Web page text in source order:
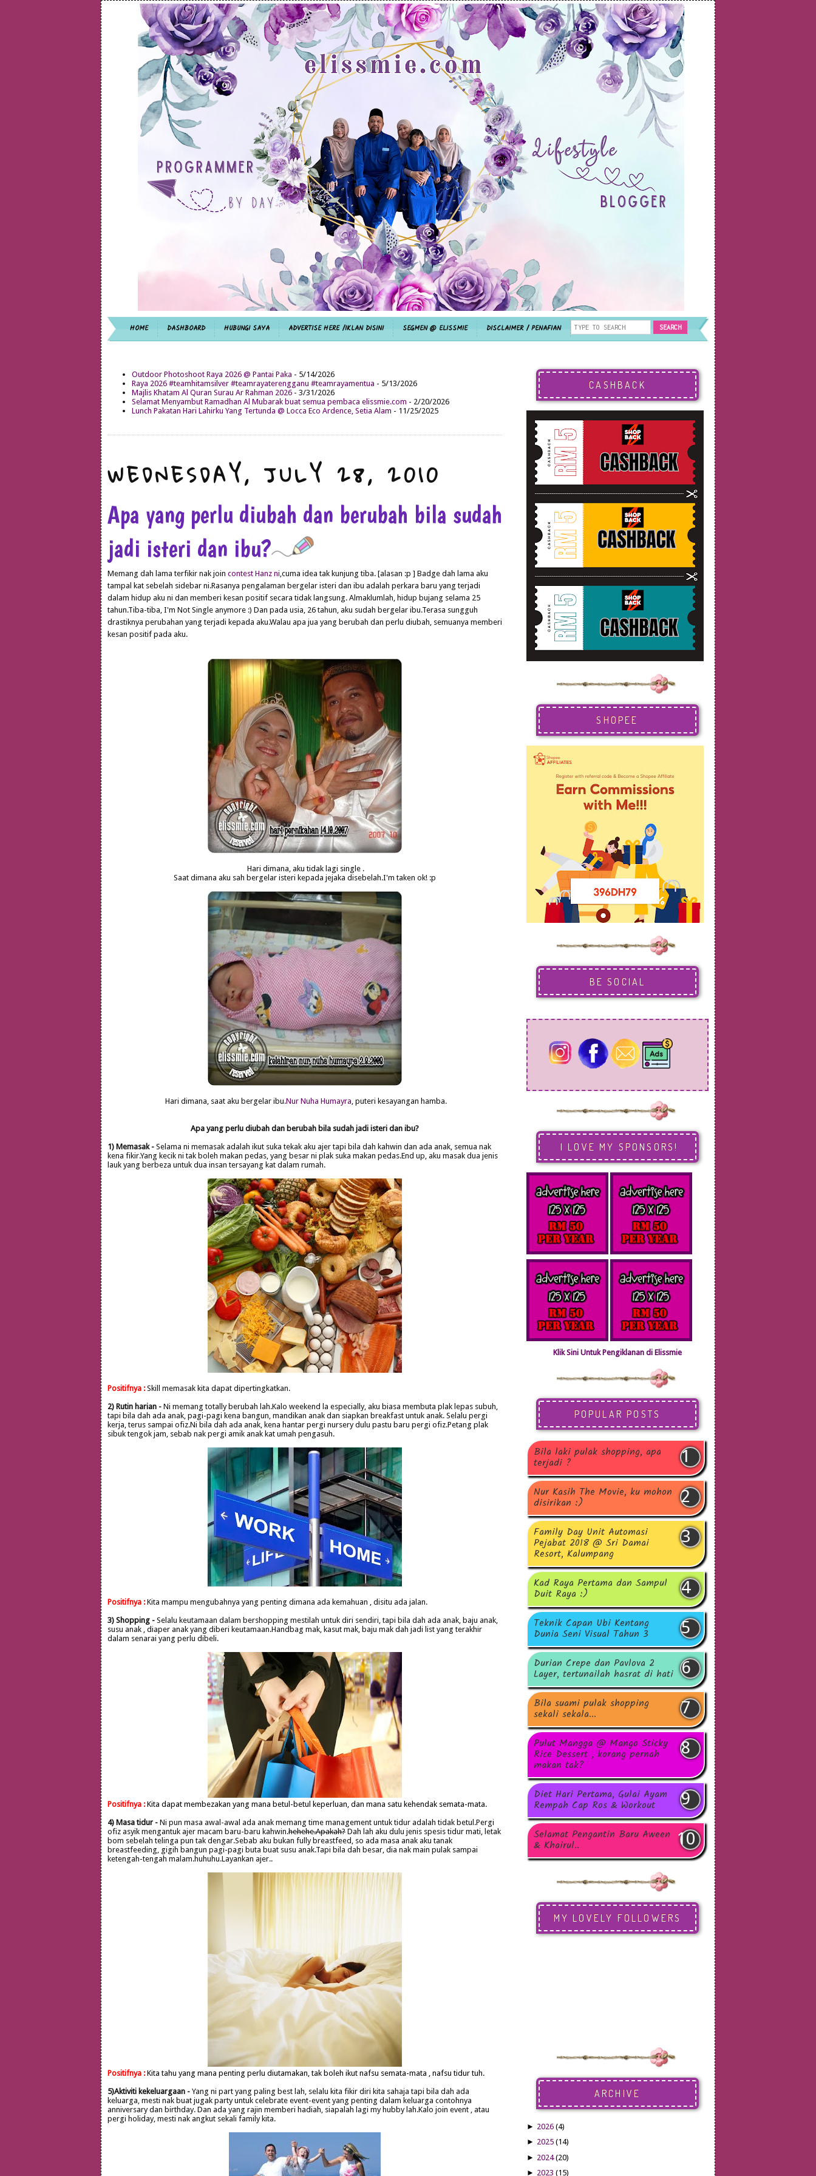
HOME DASHBOARD HUBUNGI SAYA ADVERTISE HERE /IKLAN DISINI SEGMEN @ ELISSMIE DISCLAIMER / PENAFIAN
Outdoor Photoshoot Raya 2026 @ Pantai Paka - 5/14/2026
Raya 2026 #teamhitamsilver #teamrayaterengganu #teamrayamentua - 5/13/2026
Majlis Khatam Al Quran Surau Ar Rahman 2026 - 3/31/2026
Selamat Menyambut Ramadhan Al Mubarak buat semua pembaca elissmie.com - 2/20/2026
Lunch Pakatan Hari Lahirku Yang Tertunda @ Locca Eco Ardence, Setia Alam - 11/25/2025
WEDNESDAY, JULY 28, 2010
Apa yang perlu diubah dan berubah bila sudah
jadi isteri dan ibu?
Memang dah lama terfikir nak join contest Hanz ni,cuma idea tak kunjung tiba. [alasan :p ] Badge dah lama aku
tampal kat sebelah sidebar ni.Rasanya pengalaman bergelar isteri dan ibu adalah perkara baru yang terjadi
dalam hidup aku ni dan memberi kesan positif secara tidak langsung. Almaklumlah, hidup bujang selama 25
tahun.Tiba-tiba, I'm Not Single anymore :) Dan pada usia, 26 tahun, aku sudah bergelar ibu.Terasa sungguh
drastiknya perubahan yang terjadi kepada aku.Walau apa jua yang berubah dan perlu diubah, semuanya memberi
kesan positif pada aku.
Hari dimana, aku tidak lagi single .
Saat dimana aku sah bergelar isteri kepada jejaka disebelah.I'm taken ok! :p
Hari dimana, saat aku bergelar ibu.Nur Nuha Humayra, puteri kesayangan hamba.
Apa yang perlu diubah dan berubah bila sudah jadi isteri dan ibu?
1) Memasak - Selama ni memasak adalah ikut suka tekak aku ajer tapi bila dah kahwin dan ada anak, semua nak
kena fikir.Yang kecik ni tak boleh makan pedas, yang besar ni plak suka makan pedas.End up, aku masak dua jenis
lauk yang berbeza untuk dua insan tersayang kat dalam rumah.
Positifnya : Skill memasak kita dapat dipertingkatkan.
2) Rutin harian - Ni memang totally berubah lah.Kalo weekend la especially, aku biasa membuta plak lepas subuh,
tapi bila dah ada anak, pagi-pagi kena bangun, mandikan anak dan siapkan breakfast untuk anak. Selalu pergi
kerja, terus sampai ofiz.Ni bila dah ada anak, kena hantar pergi nursery dulu pastu baru pergi ofiz.Petang plak
sibuk tengok jam, sebab nak pergi amik anak kat umah pengasuh.
Positifnya : Kita mampu mengubahnya yang penting dimana ada kemahuan , disitu ada jalan.
3) Shopping - Selalu keutamaan dalam bershopping mestilah untuk diri sendiri, tapi bila dah ada anak, baju anak,
susu anak , diaper anak yang diberi keutamaan.Handbag mak, kasut mak, baju mak dah jadi list yang terakhir
dalam senarai yang perlu dibeli.
Positifnya : Kita dapat membezakan yang mana betul-betul keperluan, dan mana satu kehendak semata-mata.
4) Masa tidur - Ni pun masa awal-awal ada anak memang time management untuk tidur adalah tidak betul.Pergi
ofiz asyik mengantuk ajer macam baru-baru kahwin.hehehe.Apakah? Dah lah aku dulu jenis spesis tidur mati, letak
bom sebelah telinga pun tak dengar.Sebab aku bukan fully breastfeed, so ada masa anak aku tanak
breastfeeding, gigih bangun pagi-pagi buta buat susu anak.Tapi bila dah besar, dia nak main pulak sampai
ketengah-tengah malam.huhuhu.Layankan ajer..
Positifnya : Kita tahu yang mana penting perlu diutamakan, tak boleh ikut nafsu semata-mata , nafsu tidur tuh.
5)Aktiviti kekeluargaan - Yang ni part yang paling best lah, selalu kita fikir diri kita sahaja tapi bila dah ada
keluarga, mesti nak buat jugak party untuk celebrate event-event yang penting dalam keluarga contohnya
anniversary dan birthday. Dan ada yang rajin memberi hadiah, siapalah lagi my hubby lah.Kalo join event , atau
pergi holiday, mesti nak angkut sekali family kita.
CASHBACK
SHOPEE
BE SOCIAL
I LOVE MY SPONSORS!
Klik Sini Untuk Pengiklanan di Elissmie
POPULAR POSTS
Bila laki pulak shopping, apa
terjadi ?
Nur Kasih The Movie, ku mohon
disirikan :)
Family Day Unit Automasi
Pejabat 2018 @ Sri Damai
Resort, Kalumpang
Kad Raya Pertama dan Sampul
Duit Raya :)
Teknik Capan Ubi Kentang
Dunia Seni Visual Tahun 3
Durian Crepe dan Pavlova 2
Layer, tertunailah hasrat di hati
Bila suami pulak shopping
sekali sekala...
Pulut Mangga @ Mango Sticky
Rice Dessert , korang pernah
makan tak?
Diet Hari Pertama, Gulai Ayam
Rempah Cap Ros & Workout
Selamat Pengantin Baru Aween
& Khairul..
MY LOVELY FOLLOWERS
ARCHIVE
► 2026 (4)
► 2025 (14)
► 2024 (20)
► 2023 (15)